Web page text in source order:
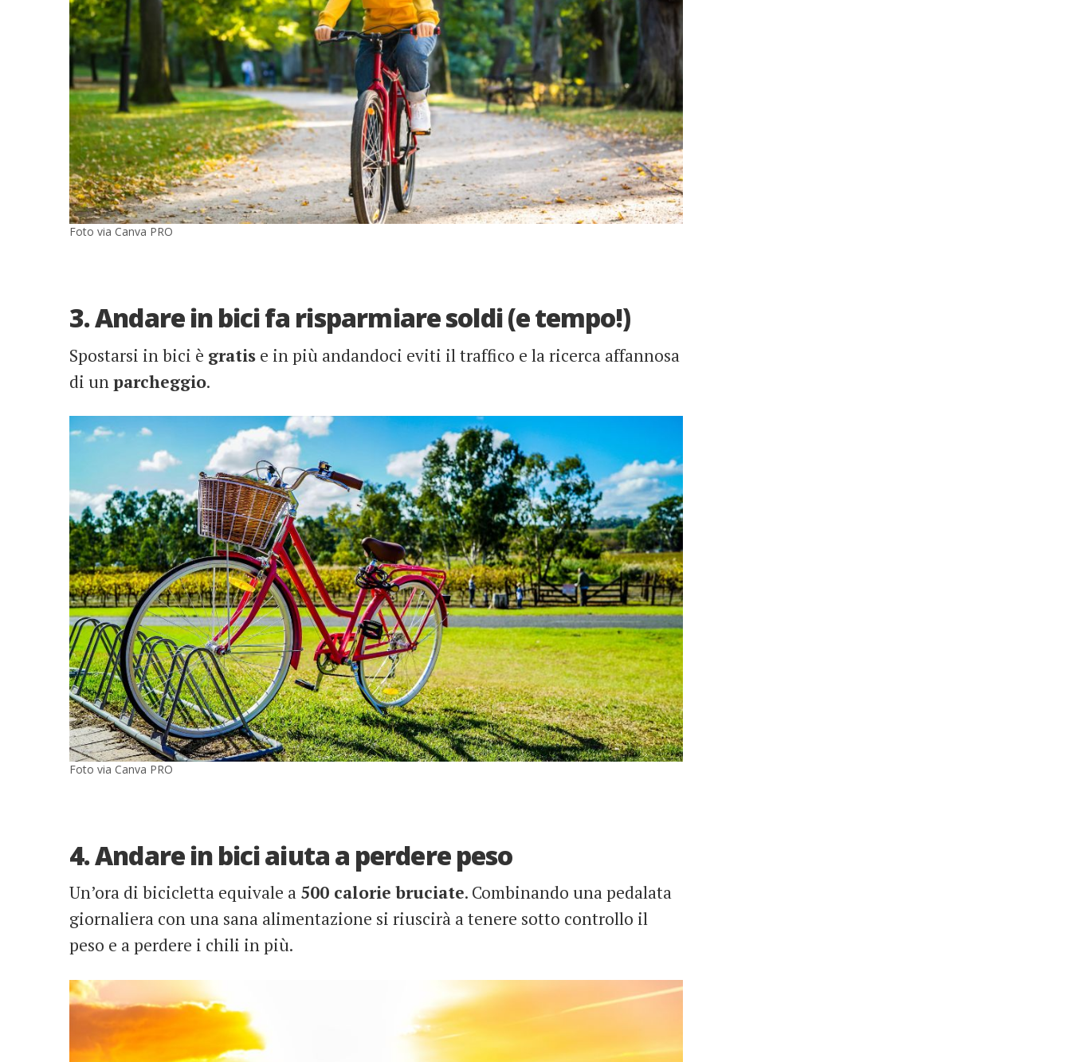
Foto via Canva PRO
3. Andare in bici fa risparmiare soldi (e tempo!)
Spostarsi in bici è gratis e in più andandoci eviti il traffico e la ricerca affannosa
di unparcheggio.
Foto via Canva PRO
4. Andare in bici aiuta a perdere peso
Un’ora di bicicletta equivale a 500 calorie bruciate. Combinando una pedalata
giornaliera con una sana alimentazione si riuscirà a tenere sotto controllo il
peso e a perdere i chili in più.